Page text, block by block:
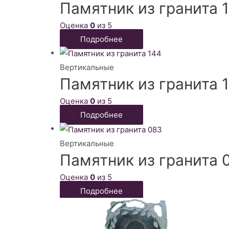
Памятник из гранита
Оценка 0 из 5
Подробнее
Вертикальные
Памятник из гранита
Оценка 0 из 5
Подробнее
Вертикальные
Памятник из гранита
Оценка 0 из 5
Подробнее